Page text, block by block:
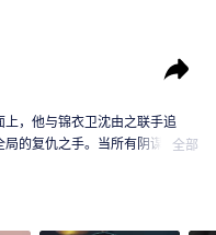
，他与锦衣卫沈由之联手追
的复仇之手。当所有阴谋指向
全部